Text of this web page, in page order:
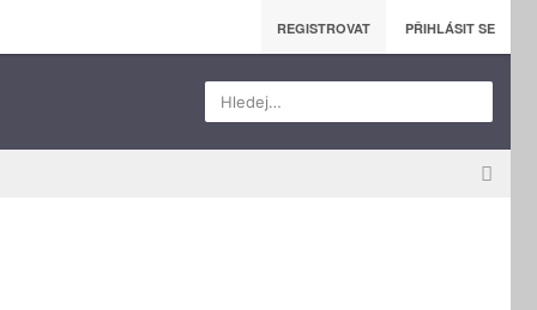
REGISTROVAT PŘIHLÁSIT SE
Hledej…